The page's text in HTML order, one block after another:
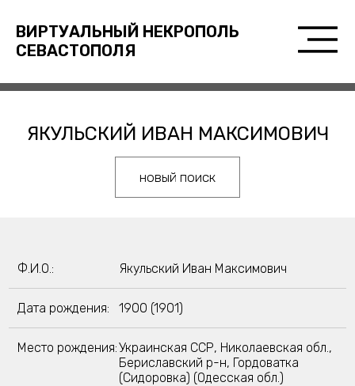
ВИРТУАЛЬНЫЙ НЕКРОПОЛЬ
СЕВАСТОПОЛЯ
ЯКУЛЬСКИЙ ИВАН МАКСИМОВИЧ
новый поиск
Ф.И.О.: Якульский Иван Максимович
Дата рождения: 1900 (1901)
Место рождения:Украинская ССР, Николаевская обл.,
Бериславский р-н, Гордоватка
(Сидоровка) (Одесская обл.)